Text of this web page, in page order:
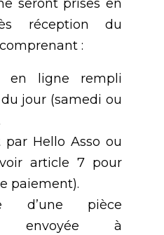
seront prises en
réception du
:
en ligne rempli
jour (samedi ou
par Hello Asso ou
article 7 pour
paiement).
d’une pièce
envoyée à